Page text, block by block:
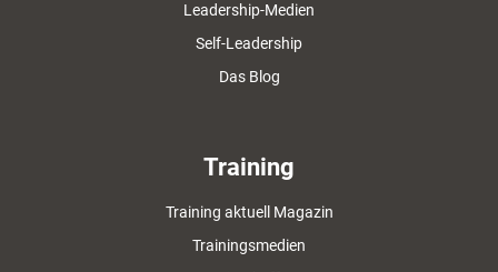
Leadership-Medien
Self-Leadership
Das Blog
Training
Training aktuell Magazin
Trainingsmedien